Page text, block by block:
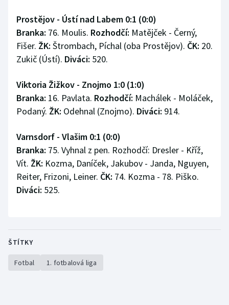
Prostějov - Ústí nad Labem 0:1 (0:0)
Branka: 76. Moulis. Rozhodčí: Matějček - Černý,
Fišer. ŽK: Štrombach, Píchal (oba Prostějov). ČK: 20.
Zukič (Ústí). Diváci: 520.
Viktoria Žižkov - Znojmo 1:0 (1:0)
Branka: 16. Pavlata. Rozhodčí: Machálek - Moláček,
Podaný. ŽK: Odehnal (Znojmo). Diváci: 914.
Varnsdorf - Vlašim 0:1 (0:0)
Branka: 75. Vyhnal z pen. Rozhodčí: Dresler - Kříž,
Vít. ŽK: Kozma, Daníček, Jakubov - Janda, Nguyen,
Reiter, Frizoni, Leiner. ČK: 74. Kozma - 78. Piško.
Diváci: 525.
ŠTÍTKY
Fotbal 1. fotbalová liga